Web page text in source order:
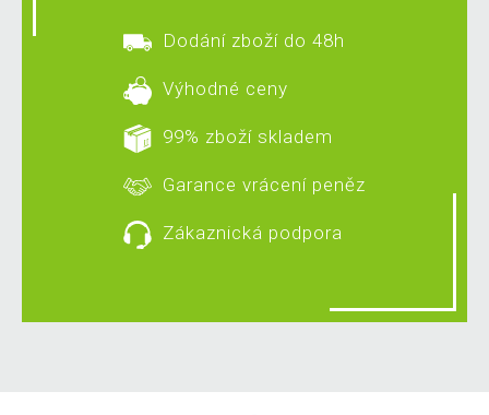
Dodání zboží do 48h
Výhodné ceny
99% zboží skladem
Garance vrácení peněz
Zákaznická podpora